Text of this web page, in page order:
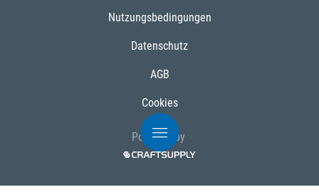
Nutzungsbedingungen
Datenschutz
AGB
Cookies
Powered by